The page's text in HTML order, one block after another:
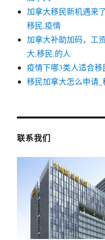
加拿大移民新机遇来
移民,疫情
加拿大补助加码，工
大,移民,的人
疫情下哪3类人适合
移民加拿大怎么申请
联系我们